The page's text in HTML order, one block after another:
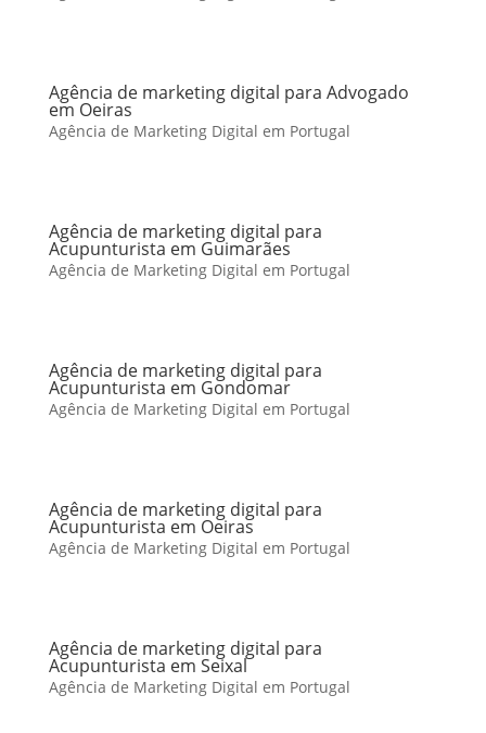
Agência de marketing digital para Advogado
em Oeiras
Agência de Marketing Digital em Portugal
Agência de marketing digital para
Acupunturista em Guimarães
Agência de Marketing Digital em Portugal
Agência de marketing digital para
Acupunturista em Gondomar
Agência de Marketing Digital em Portugal
Agência de marketing digital para
Acupunturista em Oeiras
Agência de Marketing Digital em Portugal
Agência de marketing digital para
Acupunturista em Seixal
Agência de Marketing Digital em Portugal